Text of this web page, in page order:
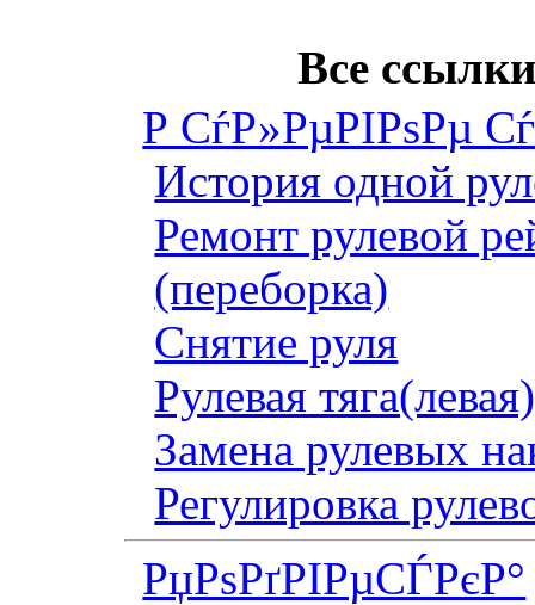
Все
Р СѓР»РµРІРѕРµ
История одной
Ремонт рулевой
(переборка)
Снятие руля
Рулевая
Замена рулевых
Регулировка
РџРѕРґРІРµСЃРєР°